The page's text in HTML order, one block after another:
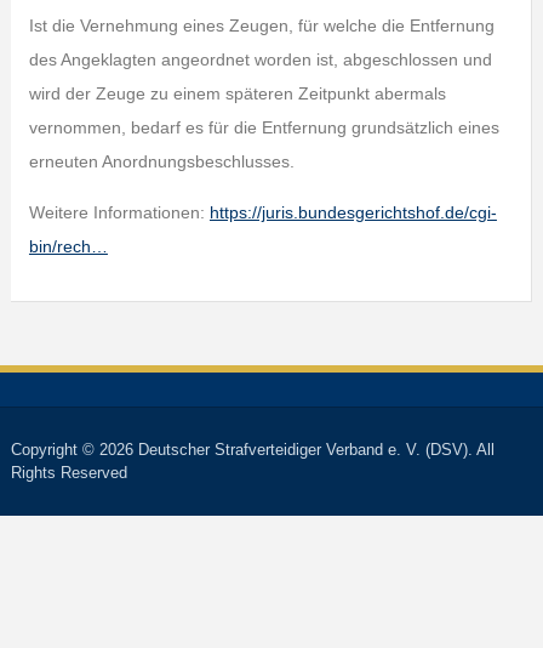
Ist die Vernehmung eines Zeugen, für welche die Entfernung
des Angeklagten angeordnet worden ist, abgeschlossen und
wird der Zeuge zu einem späteren Zeitpunkt abermals
vernommen, bedarf es für die Entfernung grundsätzlich eines
erneuten Anordnungsbeschlusses.
Weitere Informationen: https://juris.bundesgerichtshof.de/cgi-
bin/rech…
Copyright © 2026 Deutscher Strafverteidiger Verband e. V. (DSV). All
Rights Reserved